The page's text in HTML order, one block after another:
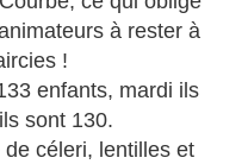
à rester à
!
enfants, mardi ils
sont 130.
céleri, lentilles et